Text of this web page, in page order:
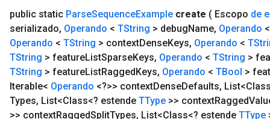
public static ParseSequenceExample create ( Escopo de
serializado, Operando < TString > debugName, Operando
Operando < TString > contextDenseKeys, Operando <
TString > featureListSparseKeys, Operando < TString >
TString > featureListRaggedKeys, Operando < TBool >
Iterable< Operando <?>> contextDenseDefaults,
Types, List<Class<? estende TType >> contextRagged
>> contextRaggedSplitTypes, List<Class<? estende TType